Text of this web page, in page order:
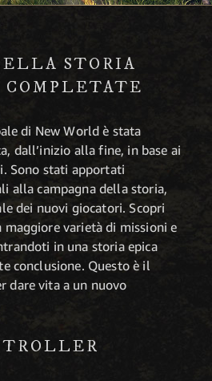
STORIA
di New World è stata
dall’inizio alla fine, in base ai
Sono stati apportati
alla campagna della storia,
dei nuovi giocatori. Scopri
maggiore varietà di missioni e
in una storia epica
conclusione. Questo è il
dare vita a un nuovo